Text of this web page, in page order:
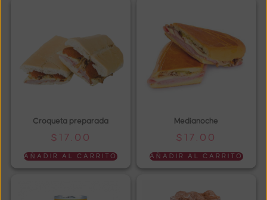
Croqueta preparada
$ 17.00
AÑADIR AL CARRITO
Medianoche
$17.00
AÑADIR AL CARRITO